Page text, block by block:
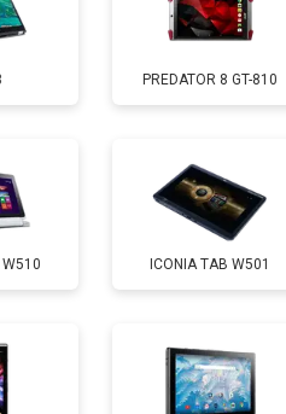
от 90 мин
от 50 мин
от 60 мин
от 60 мин
от 70 мин
PREDATOR 8 GT-810
W510 ICONIA TAB W501